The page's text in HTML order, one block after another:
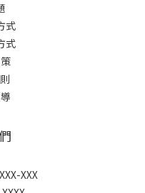
式
式
XXX